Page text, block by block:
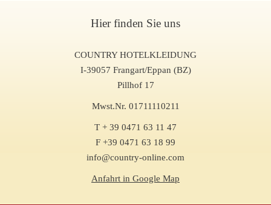
Hier finden Sie uns
COUNTRY HOTELKLEIDUNG
I-39057 Frangart/Eppan (BZ)
Pillhof 17
Mwst.Nr. 01711110211
T + 39 0471 63 11 47
F +39 0471 63 18 99
info@country-online.com
Anfahrt in Google Map